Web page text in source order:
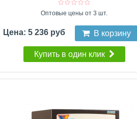
Оптовые цены от 3 шт.
Цена: 5 236 руб В корзину
Купить в один клик